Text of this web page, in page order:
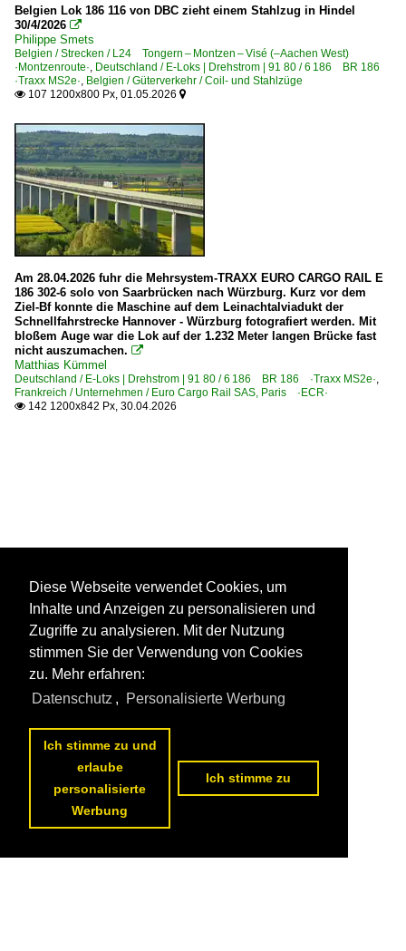
Belgien Lok 186 116 von DBC zieht einem Stahlzug in Hindel
30/4/2026 
Philippe Smets
Belgien / Strecken / L24 Tongern – Montzen – Visé (–Aachen West)
·Montzenroute·, Deutschland / E-Loks | Drehstrom | 91 80 / 6 186 BR 186
·Traxx MS2e·, Belgien / Güterverkehr / Coil- und Stahlzüge
 107 1200x800 Px, 01.05.2026 
Am 28.04.2026 fuhr die Mehrsystem-TRAXX EURO CARGO RAIL E
186 302-6 solo von Saarbrücken nach Würzburg. Kurz vor dem
Ziel-Bf konnte die Maschine auf dem Leinachtalviadukt der
Schnellfahrstrecke Hannover - Würzburg fotografiert werden. Mit
bloßem Auge war die Lok auf der 1.232 Meter langen Brücke fast
nicht auszumachen. 
Matthias Kümmel
Deutschland / E-Loks | Drehstrom | 91 80 / 6 186 BR 186 ·Traxx MS2e·,
Frankreich / Unternehmen / Euro Cargo Rail SAS, Paris ·ECR·
 142 1200x842 Px, 30.04.2026
Diese Webseite verwendet Cookies, um
Inhalte und Anzeigen zu personalisieren und
Zugriffe zu analysieren. Mit der Nutzung
stimmen Sie der Verwendung von Cookies
zu. Mehr erfahren:
Datenschutz , Personalisierte Werbung
Ich stimme zu und
erlaube
personalisierte
Werbung
Ich stimme zu